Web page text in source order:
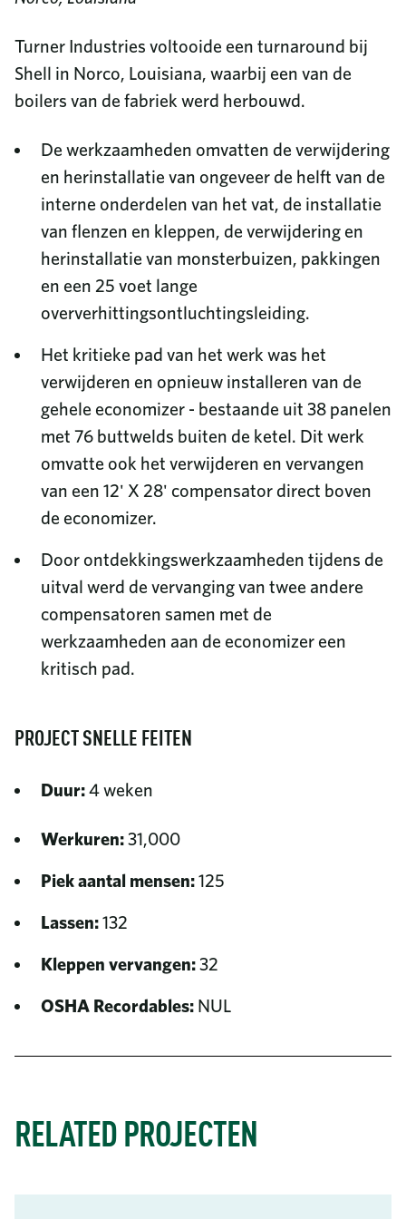
Turner Industries voltooide een turnaround bij
Shell in Norco, Louisiana, waarbij een van de
boilers van de fabriek werd herbouwd.
De werkzaamheden omvatten de verwijdering
en herinstallatie van ongeveer de helft van de
interne onderdelen van het vat, de installatie
van flenzen en kleppen, de verwijdering en
herinstallatie van monsterbuizen, pakkingen
en een 25 voet lange
oververhittingsontluchtingsleiding.
Het kritieke pad van het werk was het
verwijderen en opnieuw installeren van de
gehele economizer - bestaande uit 38 panelen
met 76 buttwelds buiten de ketel. Dit werk
omvatte ook het verwijderen en vervangen
van een 12' X 28' compensator direct boven
de economizer.
Door ontdekkingswerkzaamheden tijdens de
uitval werd de vervanging van twee andere
compensatoren samen met de
werkzaamheden aan de economizer een
kritisch pad.
PROJECT SNELLE FEITEN
Duur:4 weken
Werkuren:31,000
Piek aantal mensen:125
Lassen:132
Kleppen vervangen:32
OSHA Recordables: NUL
RELATED PROJECTEN